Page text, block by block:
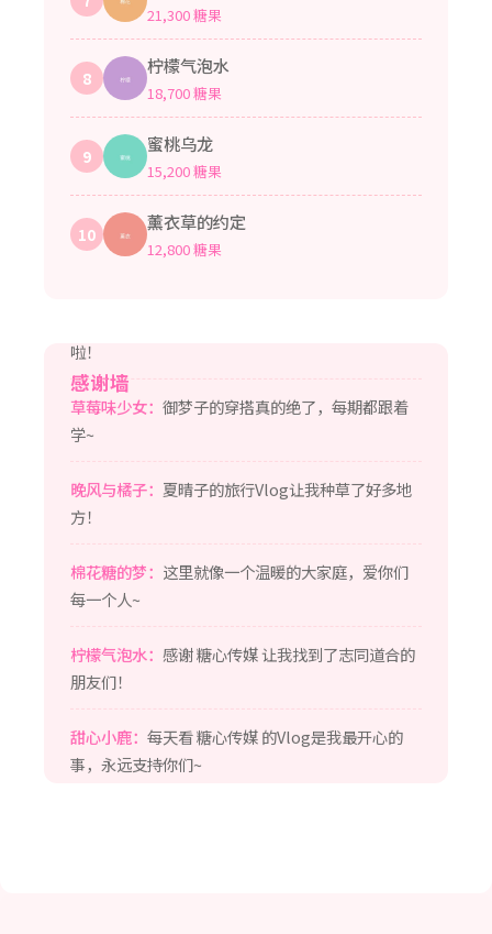
21,300 糖果
8
柠檬气泡水
18,700 糖果
9
蜜桃乌龙
15,200 糖果
10
薰衣草的约定
12,800 糖果
感谢墙
甜心小鹿：
事，永远支持你们~
樱花味的风：在这里认识了好多有趣的Vlogger，感
谢这个温暖的平台！
奶茶不加糖：被这里的氛围治愈了，每个视频都好
用心，打赏一杯奶茶~
草莓味少女：
学~
方！
每一个人~
朋友们！
事，永远支持你们~